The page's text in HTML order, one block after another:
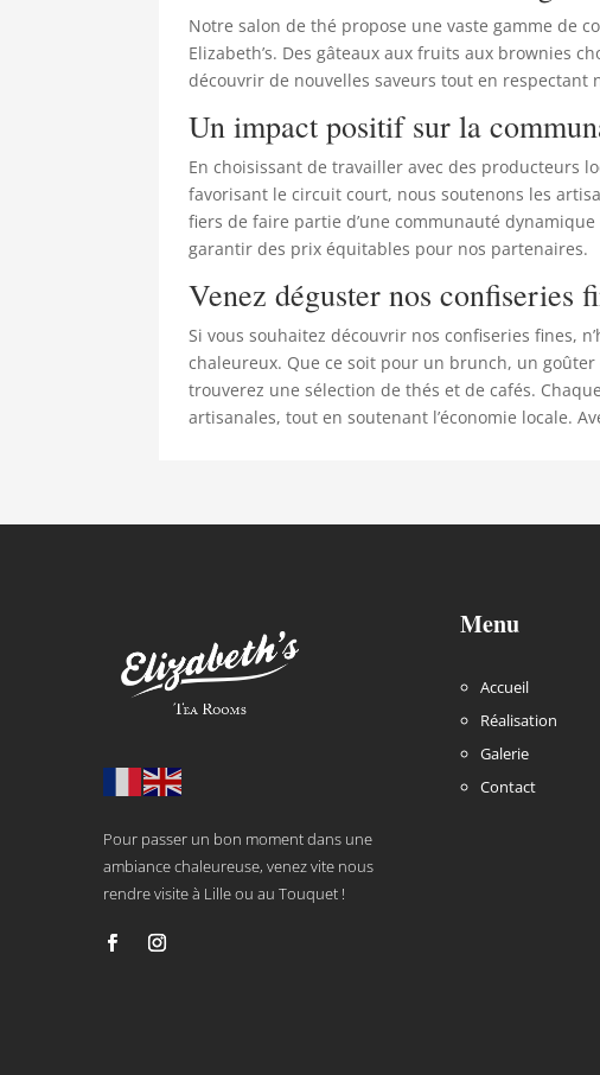
Notre salon de thé propose une vaste gamme de
Elizabeth’s. Des gâteaux aux fruits aux brownies
découvrir de nouvelles saveurs tout en
Un impact positif sur la
En choisissant de travailler avec des producteurs
favorisant le circuit court, nous soutenons les
fiers de faire partie d’une communauté
garantir des prix équitables pour nos partenaires.
Venez déguster nos confiseries
Si vous souhaitez découvrir nos confiseries fines,
chaleureux. Que ce soit pour un brunch, un
trouverez une sélection de thés et de cafés.
artisanales, tout en soutenant l’économie locale.
Pour passer un bon moment dans une
ambiance chaleureuse, venez vite nous
rendre visite à Lille ou au Touquet !
Menu
Accueil
Réalisation
Galerie
Contact